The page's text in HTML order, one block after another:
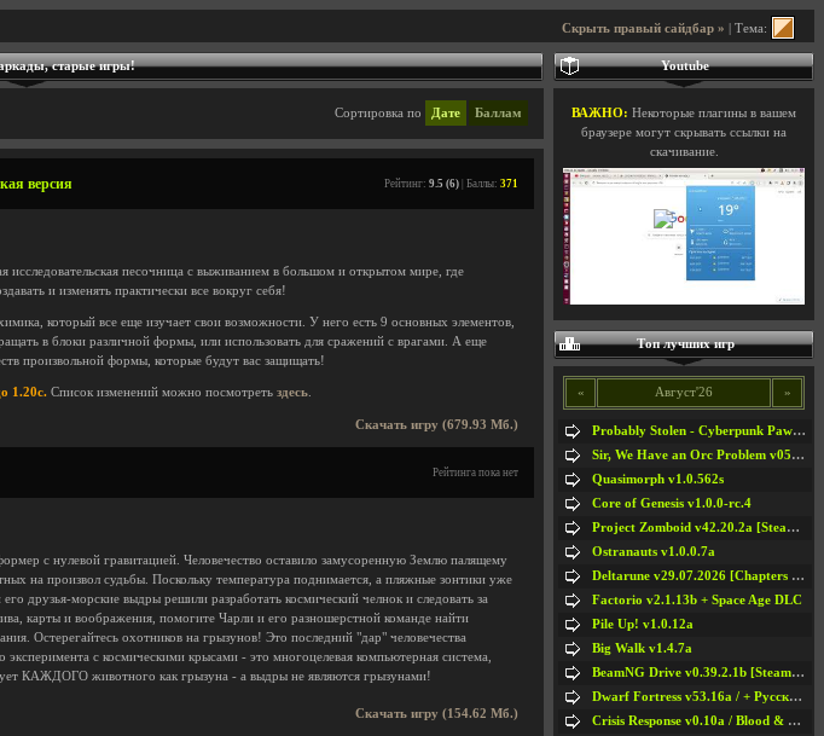
Скрыть правый сайдбар » | Тема:
старые игры!
Сортировка по Дате Баллам
версия Рейтинг: 9.5 (6) | Баллы: 371
исследовательская песочница с выживанием в большом и открытом мире, где
и изменять практически все вокруг себя!
который все еще изучает свои возможности. У него есть 9 основных элементов,
в блоки различной формы, или использовать для сражений с врагами. А еще
произвольной формы, которые будут вас защищать!
1.20c. Список изменений можно посмотреть здесь
Скачать игру (679.93 Мб.)
Рейтинга пока нет
с нулевой гравитацией. Человечество оставило замусоренную Землю палящему
на произвол судьбы. Поскольку температура поднимается, а пляжные зонтики уже
друзья-морские выдры решили разработать космический челнок и следовать за
карты и воображения, помогите Чарли и его разношерстной команде найти
Остерегайтесь охотников на грызунов! Это последний "дар" человечества
с космическими крысами - это многоцелевая компьютерная система,
КАЖДОГО животного как грызуна - а выдры не являются грызунами!
Скачать игру (154.62 Мб.)
Youtube
ВАЖНО: Некоторые плагины в вашем
браузере могут скрывать ссылки на
скачивание.
Топ лучших игр
« Август'26 »
Probably Stolen - Cyberpunk Pawnshop Simulator v048c [Playtest]
Sir, We Have an Orc Problem v05.08.2026
Quasimorph v1.0.562s
Core of Genesis v1.0.0-rc.4
Project Zomboid v42.20.2a [Steam Early Access]
Ostranauts v1.0.0.7a
Deltarune v29.07.2026 [Chapters 1-5] / + RUS [Chapters 1-5]
Factorio v2.1.13b + Space Age DLC
Pile Up! v1.0.12a
Big Walk v1.4.7a
BeamNG Drive v0.39.2.1b [Steam Early Access]
Dwarf Fortress v53.16a / + Русская Версия v50.12a
Crisis Response v0.10a / Blood & Bullet